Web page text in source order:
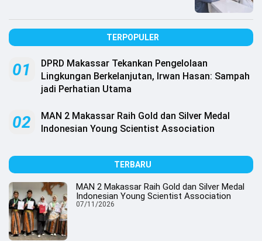
©
Copyright
Djournalist.com
Reserved
TERPOPULER
01
DPRD Makassar Tekankan Pengelolaan
Lingkungan Berkelanjutan, Irwan Hasan: Sampah
jadi Perhatian Utama
02
MAN 2 Makassar Raih Gold dan Silver Medal
Indonesian Young Scientist Association
TERBARU
MAN 2 Makassar Raih Gold dan Silver Medal
Indonesian Young Scientist Association
07/11/2026